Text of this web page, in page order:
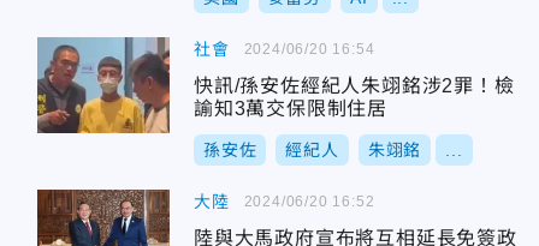
社會
快訊/孫安佐經紀人朱翊銘涉2罪！檢
諭知3萬交保限制住居
孫安佐 經紀人 朱翊銘
2024/06/20 16:54
大陸
陸與大馬政府宣布將互相延長免簽政
2024/06/20 16:52